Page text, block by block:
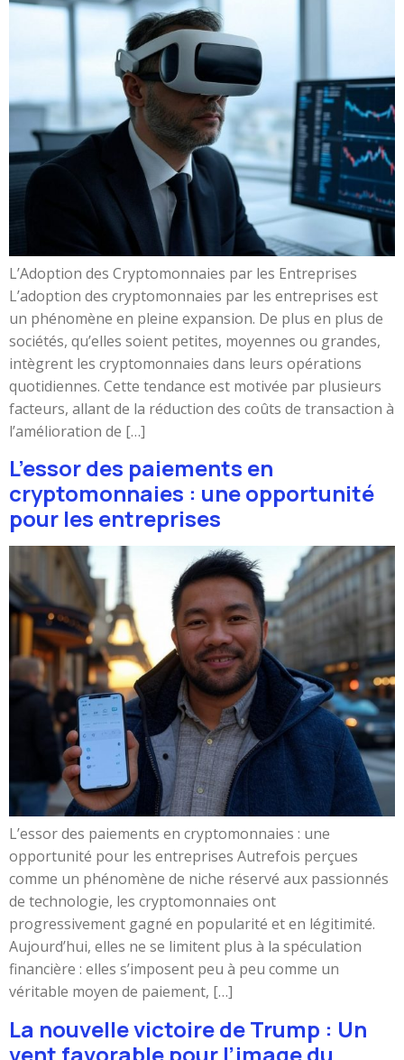
L’Adoption des Cryptomonnaies par les Entreprises
L’adoption des cryptomonnaies par les entreprises est
un phénomène en pleine expansion. De plus en plus de
sociétés, qu’elles soient petites, moyennes ou grandes,
intègrent les cryptomonnaies dans leurs opérations
quotidiennes. Cette tendance est motivée par plusieurs
facteurs, allant de la réduction des coûts de transaction à
l’amélioration de […]
L’essor des paiements en
cryptomonnaies : une opportunité
pour les entreprises
L’essor des paiements en cryptomonnaies : une
opportunité pour les entreprises Autrefois perçues
comme un phénomène de niche réservé aux passionnés
de technologie, les cryptomonnaies ont
progressivement gagné en popularité et en légitimité.
Aujourd’hui, elles ne se limitent plus à la spéculation
financière : elles s’imposent peu à peu comme un
véritable moyen de paiement, […]
La nouvelle victoire de Trump : Un
vent favorable pour l’image du